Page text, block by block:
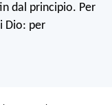
dal principio. Per
Dio: per